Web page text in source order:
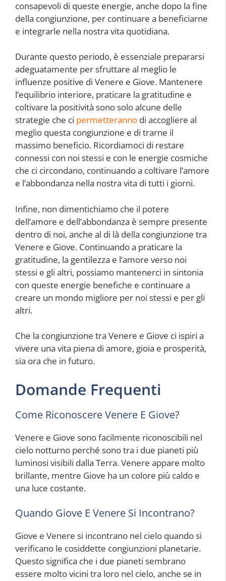
consapevoli di queste energie, anche dopo la fine
della congiunzione, per continuare a beneficiarne
e integrarle nella nostra vita quotidiana.
Durante questo periodo, è essenziale prepararsi
adeguatamente per sfruttare al meglio le
influenze positive di Venere e Giove. Mantenere
l’equilibrio interiore, praticare la gratitudine e
coltivare la positività sono solo alcune delle
strategie che ci permetteranno di accogliere al
meglio questa congiunzione e di trarne il
massimo beneficio. Ricordiamoci di restare
connessi con noi stessi e con le energie cosmiche
che ci circondano, continuando a coltivare l’amore
e l’abbondanza nella nostra vita di tutti i giorni.
Infine, non dimentichiamo che il potere
dell’amore e dell’abbondanza è sempre presente
dentro di noi, anche al di là della congiunzione tra
Venere e Giove. Continuando a praticare la
gratitudine, la gentilezza e l’amore verso noi
stessi e gli altri, possiamo mantenerci in sintonia
con queste energie benefiche e continuare a
creare un mondo migliore per noi stessi e per gli
altri.
Che la congiunzione tra Venere e Giove ci ispiri a
vivere una vita piena di amore, gioia e prosperità,
sia ora che in futuro.
Domande Frequenti
Come Riconoscere Venere E Giove?
Venere e Giove sono facilmente riconoscibili nel
cielo notturno perché sono tra i due pianeti più
luminosi visibili dalla Terra. Venere appare molto
brillante, mentre Giove ha un colore più caldo e
una luce costante.
Quando Giove E Venere Si Incontrano?
Giove e Venere si incontrano nel cielo quando si
verificano le cosiddette congiunzioni planetarie.
Questo significa che i due pianeti sembrano
essere molto vicini tra loro nel cielo, anche se in